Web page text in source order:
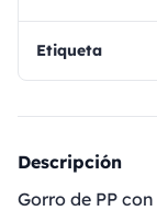
Etiqueta
Descripción
Gorro de PP